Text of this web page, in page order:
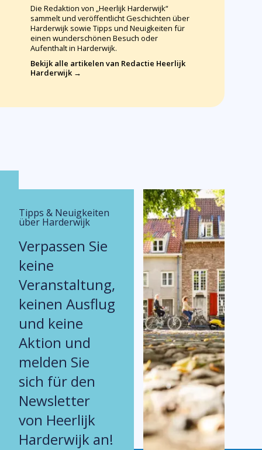
Die Redaktion von „Heerlijk Harderwijk“
sammelt und veröffentlicht Geschichten über
Harderwijk sowie Tipps und Neuigkeiten für
einen wunderschönen Besuch oder
Aufenthalt in Harderwijk.
Bekijk alle artikelen van Redactie Heerlijk
Harderwijk →
Tipps & Neuigkeiten
über Harderwijk
Verpassen Sie
keine
Veranstaltung,
keinen Ausflug
und keine
Aktion und
melden Sie
sich für den
Newsletter
von Heerlijk
Harderwijk an!